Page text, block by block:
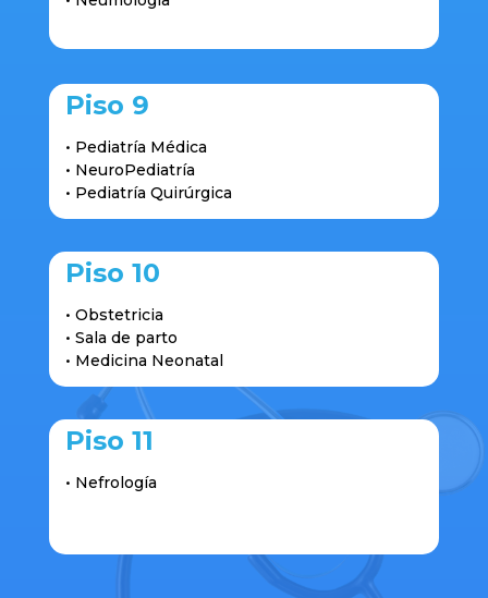
Piso 9
• Pediatría Médica
• NeuroPediatría
• Pediatría Quirúrgica
Piso 10
• Obstetricia
• Sala de parto
• Medicina Neonatal
Piso 11
• Nefrología